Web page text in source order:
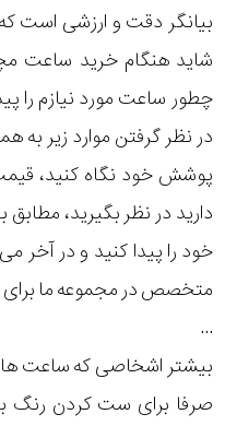
بیانگر دقت و ارزشی است
شاید هنگام خرید ساعت
چطور ساعت مورد نیازم را
در نظر گرفتن موارد زیر
پوشش خود نگاه کنید،
دارید در نظر بگیرید،
خود را پیدا کنید و در آخر
متخصص در مجموعه ما برای
...
بیشتر اشخاصی که ساعت
صرفا برای ست کردن رنگ